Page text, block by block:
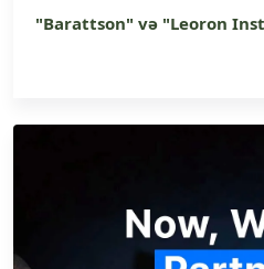
"Barattson" və "Leoron